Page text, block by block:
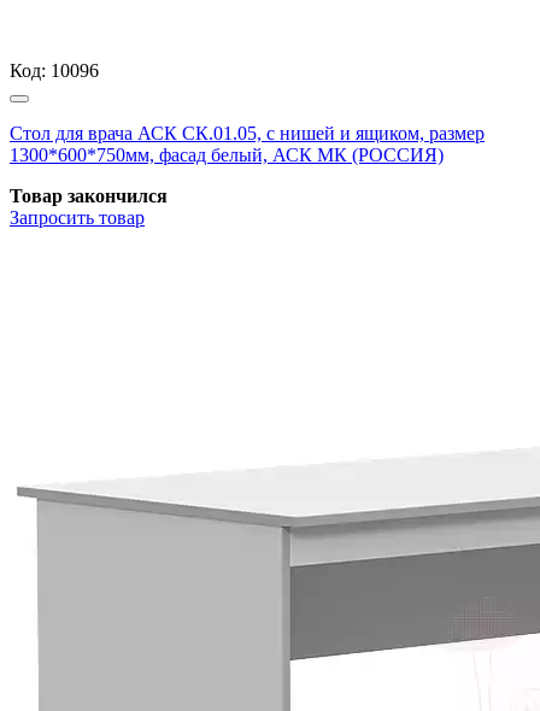
Код: 10096
Стол для врача АСК СК.01.05, с нишей и ящиком, размер
1300*600*750мм, фасад белый, АСК МК (РОССИЯ)
Товар закончился
Запросить товар